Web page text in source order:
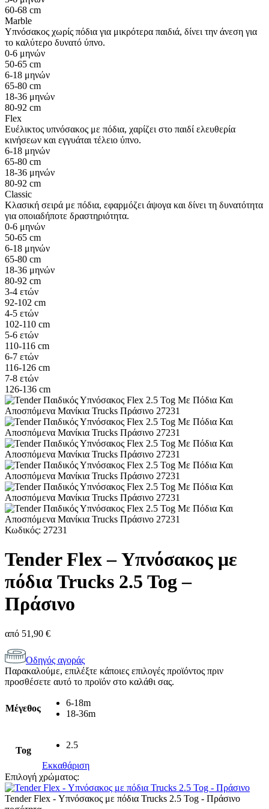
60-68 cm
Marble
Υπνόσακος χωρίς πόδια για μικρότερα παιδιά, δίνει την άνεση για
το καλύτερο δυνατό ύπνο.
0-6 μηνών
50-65 cm
6-18 μηνών
65-80 cm
18-36 μηνών
80-92 cm
Flex
Ευέλικτος υπνόσακος με πόδια, χαρίζει στο παιδί ελευθερία
κινήσεων και εγγυάται τέλειο ύπνο.
6-18 μηνών
65-80 cm
18-36 μηνών
80-92 cm
Classic
Κλασική σειρά με πόδια, εφαρμόζει άψογα και δίνει τη δυνατότητα
για οποιαδήποτε δραστηριότητα.
0-6 μηνών
50-65 cm
6-18 μηνών
65-80 cm
18-36 μηνών
80-92 cm
3-4 ετών
92-102 cm
4-5 ετών
102-110 cm
5-6 ετών
110-116 cm
6-7 ετών
116-126 cm
7-8 ετών
126-136 cm
Κωδικός: 27231
Tender Flex – Υπνόσακος με
πόδια Trucks 2.5 Tog –
Πράσινο
από 51,90 €
Οδηγός αγοράς
Παρακαλούμε, επιλέξτε κάποιες επιλογές προϊόντος πριν
προσθέσετε αυτό το προϊόν στο καλάθι σας.
Μέγεθος
6-18m
18-36m
Tog
2.5
Εκκαθάριση
Επιλογή χρώματος:
Tender Flex - Υπνόσακος με πόδια Trucks 2.5 Tog - Πράσινο